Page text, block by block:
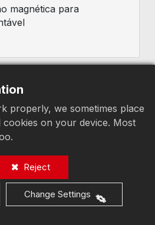
magnética para
fabricantes
magnética para
magnética para
properly, we sometimes place
cookies on your device. Most
Reject
Change Settings